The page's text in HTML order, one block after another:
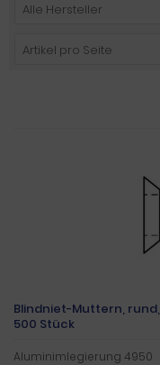
Alle Hersteller
Artikel pro Seite
Blindniet-Muttern, rund,
500 Stück
Aluminimlegierung 4950